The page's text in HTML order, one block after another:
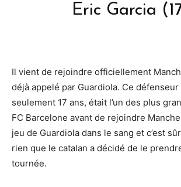
Eric Garcia
Il vient de rejoindre officiellement
déjà appelé par Guardiola. Ce
seulement 17 ans, était l’un des plus
FC Barcelone avant de rejoindre
jeu de Guardiola dans le sang et c’est
rien que le catalan a décidé de le
tournée.